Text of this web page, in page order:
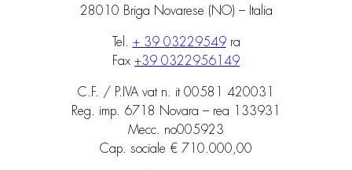
28010 Briga Novarese (NO) – Italia
Tel. + 39 03229549ra
Fax +39 0322956149
C.F. / P.IVA vat n. it 00581 420031
Reg. imp. 6718 Novara – rea 133931
Mecc. no005923
Cap. sociale € 710.000,00